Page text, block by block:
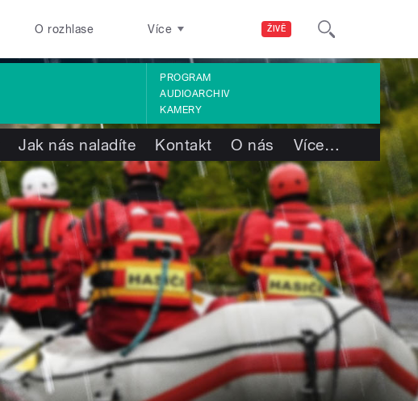
ŽIVĚ
O rozhlase Více
PROGRAM
AUDIOARCHIV
KAMERY
Jak nás naladíte Kontakt O nás Více…